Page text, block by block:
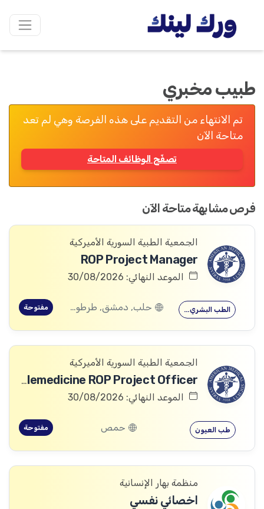
طبيب مخبري
تم الانتهاء من التقديم على هذه الفرصة وهي لم تعد
متاحة الآن
تصفّح الوظائف المتاحة
فرص مشابهة متاحة الآن
الجمعية الطبية السورية الأميركية
ROP Project Manager
الموعد النهائي: 30/08/2026
الطب البشري… حلب, دمشق, طرطوس, ريف دمشق, ديرالزور, درعا, السويداء, إدلب, القنيطرة, اللاذقية, الرقة, حمص, الحسكة, حماة مفتوحة
الجمعية الطبية السورية الأميركية
Telemedicine ROP Project Officer
الموعد النهائي: 30/08/2026
طب العيون حمص مفتوحة
منظمة بهار الإنسانية
اخصائي نفسي